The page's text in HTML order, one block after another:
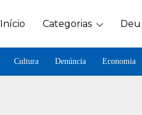
Início Categorias Deu
Cultura Denúncia Economia